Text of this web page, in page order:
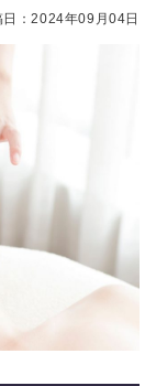
日：2024年09月04日